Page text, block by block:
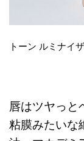
トーン ルミナイ
唇はツヤっと
粘膜みたいな